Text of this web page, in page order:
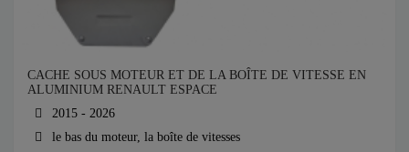
CACHE SOUS MOTEUR ET DE LA BOÎTE DE VITESSE EN
ALUMINIUM RENAULT ESPACE
2015 - 2026
le bas du moteur, la boîte de vitesses